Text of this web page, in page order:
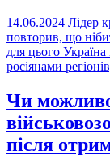
14.06.2024 Лідер
повторив, що
для цього Україна
росіянами
Чи
після